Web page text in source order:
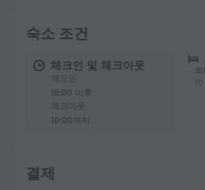
숙소 조건
체크인 및 체크아웃
15:00 이후
10:00까지
결제